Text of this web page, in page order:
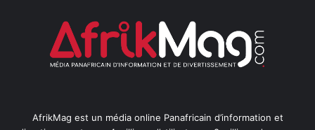
AfrikMag est un média online Panafricain d’information et